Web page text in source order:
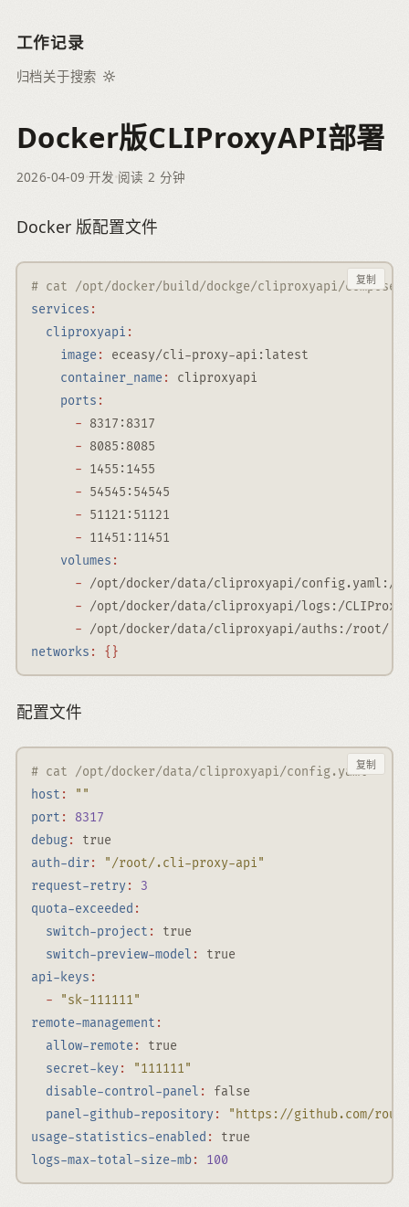
工作记录
归档关于搜索
Docker版CLIProxyAPI部署
2026-04-09 开发 阅读 2 分钟
Docker 版配置文件
# cat /opt/docker/build/dockge/cliproxyapi/
services :
cliproxyapi :
image :
eceasy/cli-proxy-api:latest
container_name :
cliproxyapi
ports :
- 8317:8317
- 8085:8085
- 1455:1455
- 54545:54545
- 51121:51121
- 11451:11451
volumes :
- /opt/docker/data/cliproxyapi/config.yaml:/
- /opt/docker/data/cliproxyapi/logs:/
- /opt/docker/data/cliproxyapi/auths:/root/
networks : {}
复制
配置文件
# cat /opt/docker/data/cliproxyapi/config.yaml
host :
""
port :
8317
debug:
true
auth-dir:
"/root/.cli-proxy-api"
request-retry:
3
quota-exceeded :
switch-project :
true
switch-preview-model :
true
api-keys :
-
"sk-111111"
remote-management :
allow-remote :
true
secret-key:
"111111"
disable-control-panel :
false
panel-github-repository:
"https://github.com/
usage-statistics-enabled :
true
logs-max-total-size-mb: 100
复制